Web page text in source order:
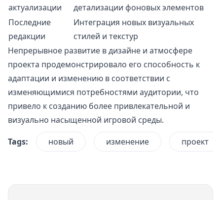
актуализации
детализации фоновых элементов
Последние
редакции
Интеграция новых визуальных
стилей и текстур
Непрерывное развитие в дизайне и атмосфере
проекта продемонстрировало его способность к
адаптации и изменению в соответствии с
изменяющимися потребностями аудитории, что
привело к созданию более привлекательной и
визуально насыщенной игровой среды.
Tags:
новый изменение проект